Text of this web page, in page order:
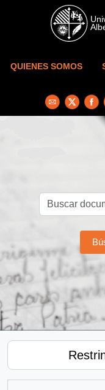
Skip to main content
QUIENES SOMOS